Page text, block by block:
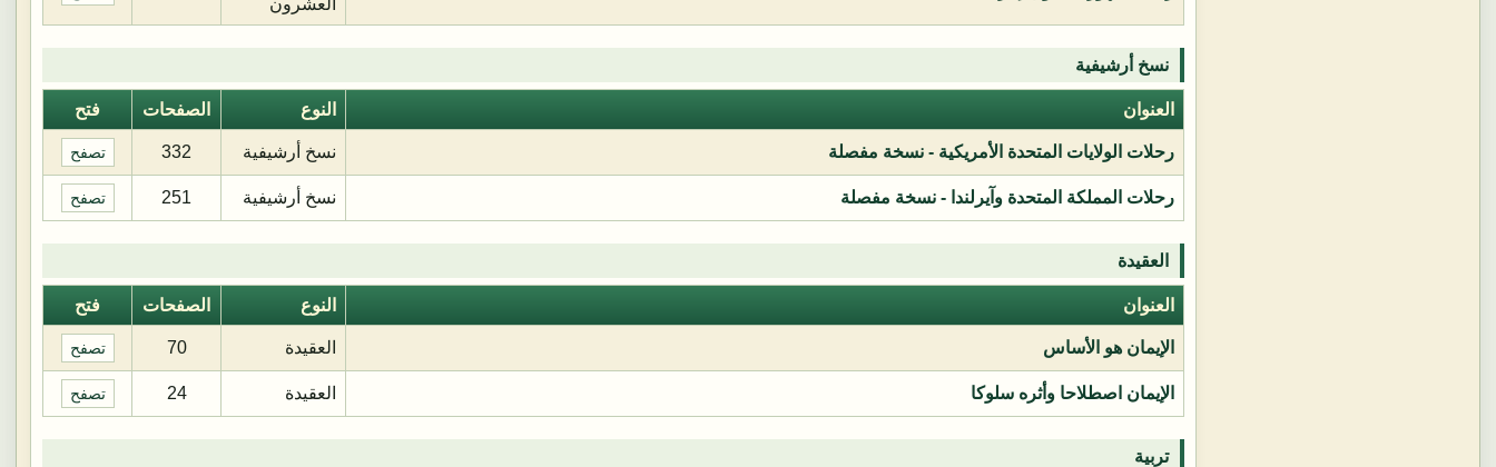
نسخ أرشيفية
العنوان النوع الصفحات فتح
رحلات الولايات المتحدة الأمريكية - نسخة مفصلة نسخ أرشيفية 332 تصفح
رحلات المملكة المتحدة وآيرلندا - نسخة مفصلة نسخ أرشيفية 251 تصفح
العقيدة
العنوان النوع الصفحات فتح
الإيمان هو الأساس العقيدة 70 تصفح
الإيمان اصطلاحا وأثره سلوكا العقيدة 24 تصفح
تربية